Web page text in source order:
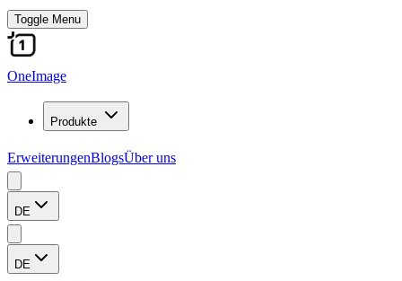
Toggle Menu
OneImage
Produkte
ErweiterungenBlogsÜber uns
DE
DE